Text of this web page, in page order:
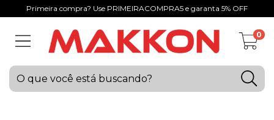
Primeira compra? Use PRIMEIRACOMPRA5 e garanta 5% OFF
0